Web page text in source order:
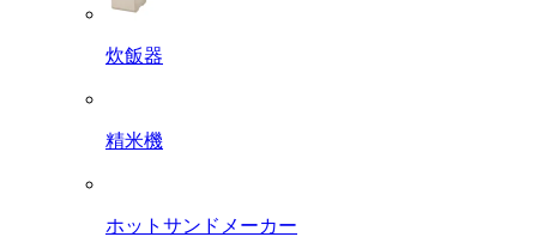
炊飯器
精米機
ホットサンドメーカー